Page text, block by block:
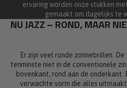
ervaring worden onze stukken
gemaakt om dagelijks te
NU JAZZ – ROND, MAAR
Er zijn veel ronde zonnebrillen.
tenminste niet in de conventionele
bovenkant, rond aan de onderkant.
verwachte vorm die alles